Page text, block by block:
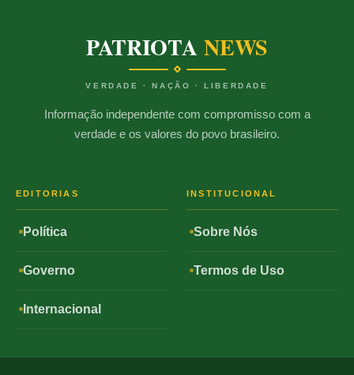
PATRIOTANEWS
VERDADE · NAÇÃO · LIBERDADE
Informação independente com compromisso com a
verdade e os valores do povo brasileiro.
EDITORIAS
Política
Governo
Internacional
INSTITUCIONAL
Sobre Nós
Termos de Uso